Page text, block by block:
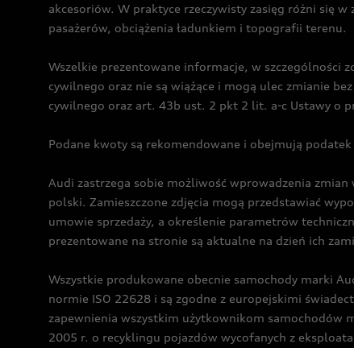
akcesoriów. W praktyce rzeczywisty zasięg różni się
pasażerów, obciążenia ładunkiem i topografii terenu.
Wszelkie prezentowane informacje, w szczególności
cywilnego oraz nie są wiążące i mogą ulec zmianie
cywilnego oraz art. 43b ust. 2 pkt 2 lit. a-c Ustawy o
Podane kwoty są rekomendowane i obejmują podatek
Audi zastrzega sobie możliwość wprowadzenia
polski. Zamieszczone zdjęcia mogą przedstawiać
umowie sprzedaży, a określenie parametrów
prezentowane na stronie są aktualne na dzień ich
Wszystkie produkowane obecnie samochody marki
normie ISO 22628 i są zgodne z europejskimi
zapewnienia wszystkim użytkownikom samochodów
2005 r. o recyklingu pojazdów wycofanych z